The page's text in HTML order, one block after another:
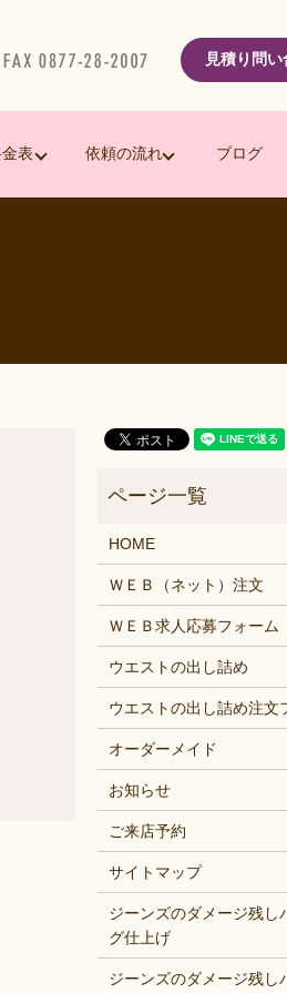
見積り問い
表 依頼の流れ ブログ
HOME
ＷＥＢ（ネット）注文
ＷＥＢ求人応募フォーム
ウエストの出し詰め
ウエストの出し詰め注文
オーダーメイド
お知らせ
ご来店予約
サイトマップ
ジーンズのダメージ残し
グ仕上げ
ジーンズのダメージ残し